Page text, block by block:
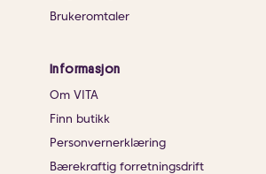
Brukeromtaler
Informasjon
Om VITA
Finn butikk
Personvernerklæring
Bærekraftig forretningsdrift